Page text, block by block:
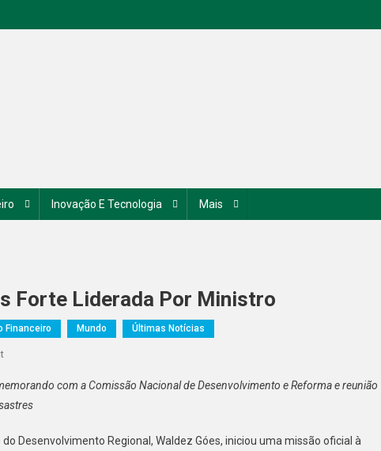
Inovação E Tecnologia Mais
Forte Liderada Por Ministro
Financeiro Mundo Últimas Notícias
On
X
China:
Mais
com a Comissão Nacional de Desenvolvimento e Reforma e reunião
Desenvolvimento Regional, Waldez Góes, iniciou uma missão oficial à